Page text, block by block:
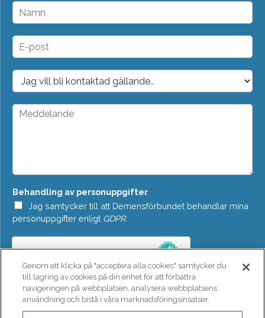
N
m
n
E
p
o
t
*
D
o
p
M
a
d
e
*
Behandling av personuppgifter *
Jag samtycker till att Demensförbundet behandlar mina
personuppgifter enligt GDPR.
SKICKA
Genom att klicka på "acceptera alla cookies" samtycker du
till lagring av cookies på din enhet för att förbättra
navigeringen på webbplatsen, analysera webbplatsens
användning och bistå i våra marknadsföringsinsatser.